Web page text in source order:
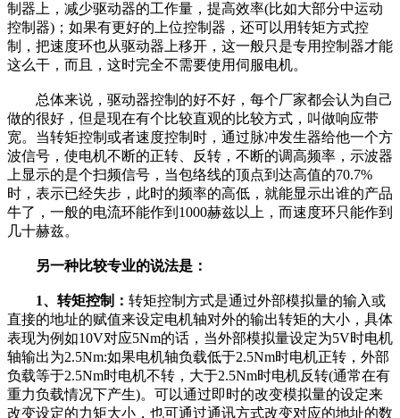
制器上，减少驱动器的工作量，提高效率(比如大部分中运动
控制器)；如果有更好的上位控制器，还可以用转矩方式控
制，把速度环也从驱动器上移开，这一般只是专用控制器才能
这么干，而且，这时完全不需要使用伺服电机。
总体来说，驱动器控制的好不好，每个厂家都会认为自己
做的很好，但是现在有个比较直观的比较方式，叫做响应带
宽。当转矩控制或者速度控制时，通过脉冲发生器给他一个方
波信号，使电机不断的正转、反转，不断的调高频率，示波器
上显示的是个扫频信号，当包络线的顶点到达高值的70.7%
时，表示已经失步，此时的频率的高低，就能显示出谁的产品
牛了，一般的电流环能作到1000赫兹以上，而速度环只能作到
几十赫兹。
另一种比较专业的说法是 ：
1、转矩控制： 转矩控制方式是通过外部模拟量的输入或
直接的地址的赋值来设定电机轴对外的输出转矩的大小，具体
表现为例如10V对应5Nm的话，当外部模拟量设定为5V时电机
轴输出为2.5Nm:如果电机轴负载低于2.5Nm时电机正转，外部
负载等于2.5Nm时电机不转，大于2.5Nm时电机反转(通常在有
重力负载情况下产生)。可以通过即时的改变模拟量的设定来
改变设定的力矩大小，也可通过通讯方式改变对应的地址的数